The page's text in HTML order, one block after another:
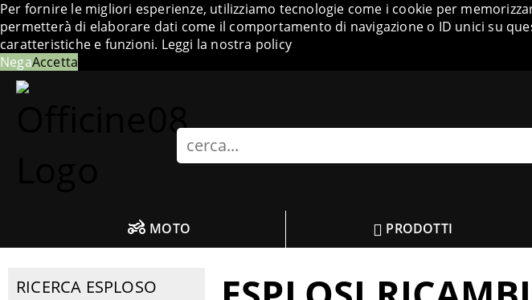
Per fornire le migliori esperienze, utilizziamo tecnologie come i cookie per
permetterà di elaborare dati come il comportamento di navigazione o ID unici su
caratteristiche e funzioni. Leggi la nostra policy
NegaAccetta
Search
MOTO PRODOTTI
RICERCA ESPLOSO